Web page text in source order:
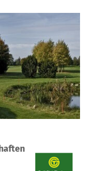
887 €
fehlen noch